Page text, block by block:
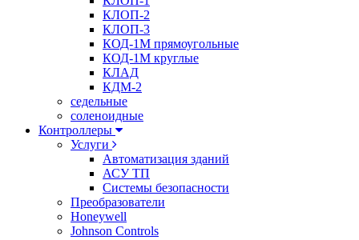
КЛОП-2
КЛОП-3
КОД-1М прямоугольные
КОД-1М круглые
КЛАД
КДМ-2
седельные
соленоидные
Контроллеры
Услуги
Автоматизация зданий
АСУ ТП
Системы безопасности
Преобразователи
Honeywell
Johnson Controls